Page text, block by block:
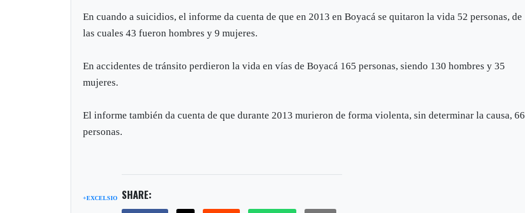
En cuando a suicidios, el informe da cuenta de que en 2013 en Boyacá se quitaron la vida 52 personas, de
las cuales 43 fueron hombres y 9 mujeres.
En accidentes de tránsito perdieron la vida en vías de Boyacá 165 personas, siendo 130 hombres y 35
mujeres.
El informe también da cuenta de que durante 2013 murieron de forma violenta, sin determinar la causa, 66
personas.
+EXCELSIO SHARE: